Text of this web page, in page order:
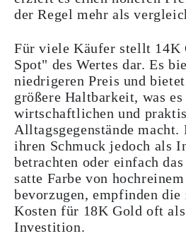
der Regel mehr als
Für viele Käufer stellt 14K
Spot" des Wertes dar. Es
niedrigeren Preis und
größere Haltbarkeit, was
wirtschaftlichen und
Alltagsgegenstände
ihren Schmuck jedoch als
betrachten oder einfach
satte Farbe von
bevorzugen, empfinden die
Kosten für 18K Gold oft
Investition.